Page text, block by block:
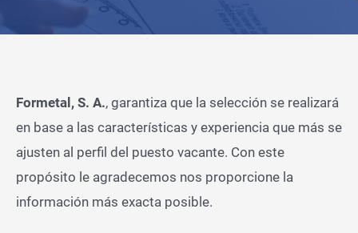
Formetal, S. A., garantiza que la selección se realizará
en base a las características y experiencia que más se
ajusten al perfil del puesto vacante. Con este
propósito le agradecemos nos proporcione la
información más exacta posible.